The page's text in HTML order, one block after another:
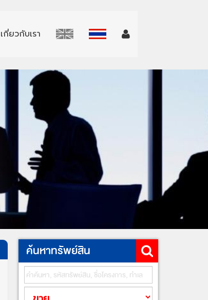
เกี่ยวกับเรา
ค้นหาทรัพย์สิน